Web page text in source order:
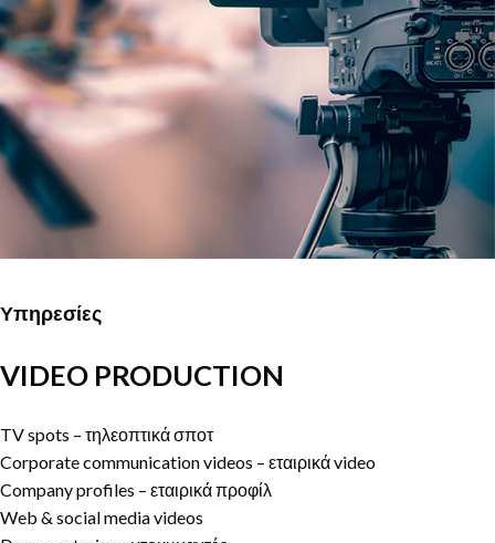
Υπηρεσίες
VIDEO PRODUCTION
TV spots – τηλεοπτικά σποτ
Corporate communication videos – εταιρικά video
Company profiles – εταιρικά προφίλ
Web & social media videos